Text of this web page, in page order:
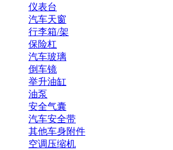
仪表台
汽车天窗
行李箱/架
保险杠
汽车玻璃
倒车镜
举升油缸
油泵
安全气囊
汽车安全带
其他车身附件
空调压缩机